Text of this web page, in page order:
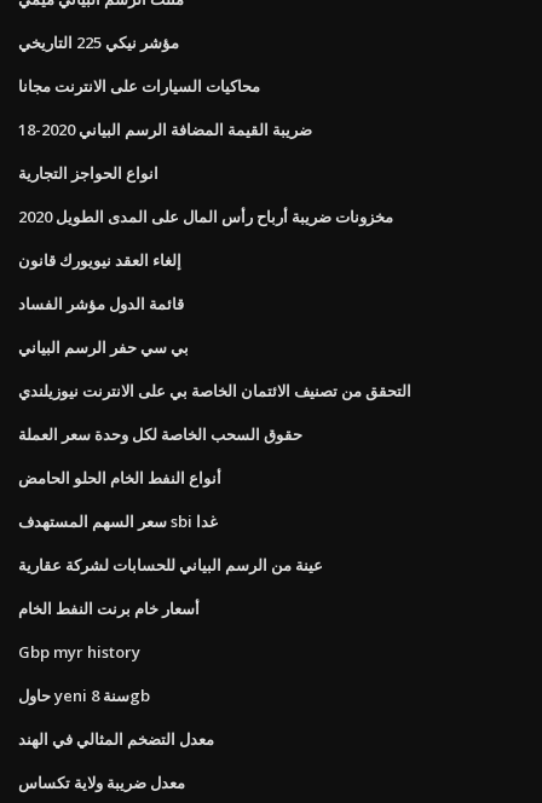
مؤشر نيكي 225 التاريخي
محاكيات السيارات على الانترنت مجانا
ضريبة القيمة المضافة الرسم البياني 2020-18
انواع الحواجز التجارية
مخزونات ضريبة أرباح رأس المال على المدى الطويل 2020
إلغاء العقد نيويورك قانون
قائمة الدول مؤشر الفساد
بي سي حفر الرسم البياني
التحقق من تصنيف الائتمان الخاصة بي على الانترنت نيوزيلندي
حقوق السحب الخاصة لكل وحدة سعر العملة
أنواع النفط الخام الحلو الحامض
سعر السهم المستهدف sbi غدا
عينة من الرسم البياني للحسابات لشركة عقارية
أسعار خام برنت النفط الخام
Gbp myr history
حاول yeni سنة 8gb
معدل التضخم المثالي في الهند
معدل ضريبة ولاية تكساس